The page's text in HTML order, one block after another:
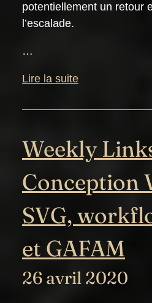
potentiellement un retour
l’escalade.
…
Lire la suite
Weekly
Conception
SVG,
et GAFAM
26 avril 2020